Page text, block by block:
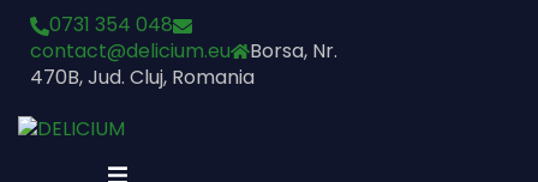
Skip
content
0731 354 048
contact@delicium.eu
Borsa, Nr.
470B, Jud. Cluj, Romania